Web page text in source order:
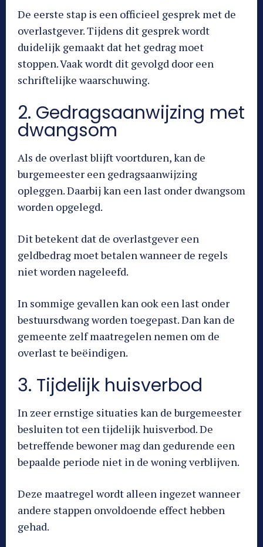
De eerste stap is een officieel gesprek met de
overlastgever. Tijdens dit gesprek wordt
duidelijk gemaakt dat het gedrag moet
stoppen. Vaak wordt dit gevolgd door een
schriftelijke waarschuwing.
2. Gedragsaanwijzing met
dwangsom
Als de overlast blijft voortduren, kan de
burgemeester een gedragsaanwijzing
opleggen. Daarbij kan een last onder dwangsom
worden opgelegd.
Dit betekent dat de overlastgever een
geldbedrag moet betalen wanneer de regels
niet worden nageleefd.
In sommige gevallen kan ook een last onder
bestuursdwang worden toegepast. Dan kan de
gemeente zelf maatregelen nemen om de
overlast te beëindigen.
3. Tijdelijk huisverbod
In zeer ernstige situaties kan de burgemeester
besluiten tot een tijdelijk huisverbod. De
betreffende bewoner mag dan gedurende een
bepaalde periode niet in de woning verblijven.
Deze maatregel wordt alleen ingezet wanneer
andere stappen onvoldoende effect hebben
gehad.